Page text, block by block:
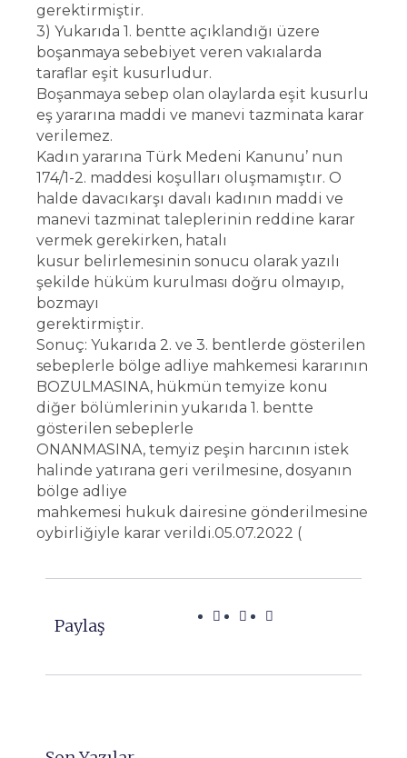
gerektirmiştir.
3) Yukarıda 1. bentte açıklandığı üzere
boşanmaya sebebiyet veren vakıalarda
taraflar eşit kusurludur.
Boşanmaya sebep olan olaylarda eşit kusurlu
eş yararına maddi ve manevi tazminata karar
verilemez.
Kadın yararına Türk Medeni Kanunu’ nun
174/1-2. maddesi koşulları oluşmamıştır. O
halde davacıkarşı davalı kadının maddi ve
manevi tazminat taleplerinin reddine karar
vermek gerekirken, hatalı
kusur belirlemesinin sonucu olarak yazılı
şekilde hüküm kurulması doğru olmayıp,
bozmayı
gerektirmiştir.
Sonuç: Yukarıda 2. ve 3. bentlerde gösterilen
sebeplerle bölge adliye mahkemesi kararının
BOZULMASINA, hükmün temyize konu
diğer bölümlerinin yukarıda 1. bentte
gösterilen sebeplerle
ONANMASINA, temyiz peşin harcının istek
halinde yatırana geri verilmesine, dosyanın
bölge adliye
mahkemesi hukuk dairesine gönderilmesine
oybirliğiyle karar verildi.05.07.2022 (
Paylaş